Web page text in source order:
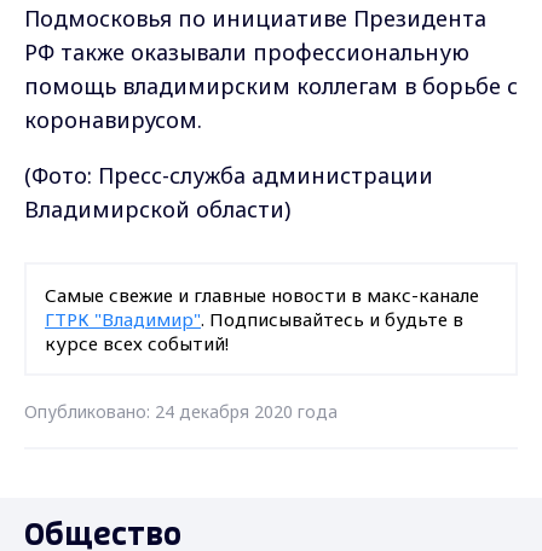
Подмосковья по инициативе Президента
РФ также оказывали профессиональную
помощь владимирским коллегам в борьбе с
коронавирусом.
(Фото: Пресс-служба администрации
Владимирской области)
Самые свежие и главные новости в макс-канале
ГТРК "Владимир". Подписывайтесь и будьте в
курсе всех событий!
Опубликовано: 24 декабря 2020 года
Общество